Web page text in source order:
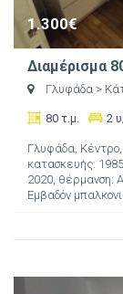
1.300€
Διαμέρισμα
Γλυφάδα >
80 τ.μ. 2
Γλυφάδα,
κατασκευής:
2020, θέρμανση:
Εμβαδόν